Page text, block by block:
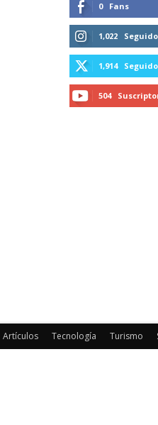
0 Fans
1,022
1,914
504
Artículos Tecnología Turismo